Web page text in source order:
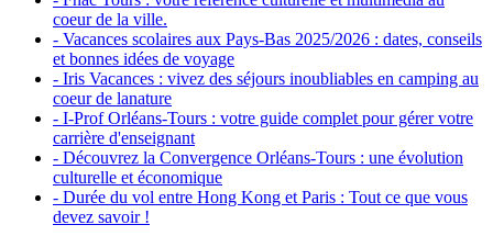
coeur de la ville.
- Vacances scolaires aux Pays-Bas 2025/2026 : dates, conseils
et bonnes idées de voyage
- Iris Vacances : vivez des séjours inoubliables en camping au
coeur de lanature
- I-Prof Orléans-Tours : votre guide complet pour gérer votre
carrière d'enseignant
- Découvrez la Convergence Orléans-Tours : une évolution
culturelle et économique
- Durée du vol entre Hong Kong et Paris : Tout ce que vous
devez savoir !